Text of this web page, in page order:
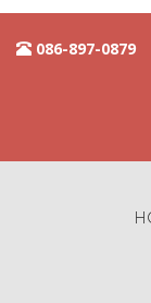
086-897-0879